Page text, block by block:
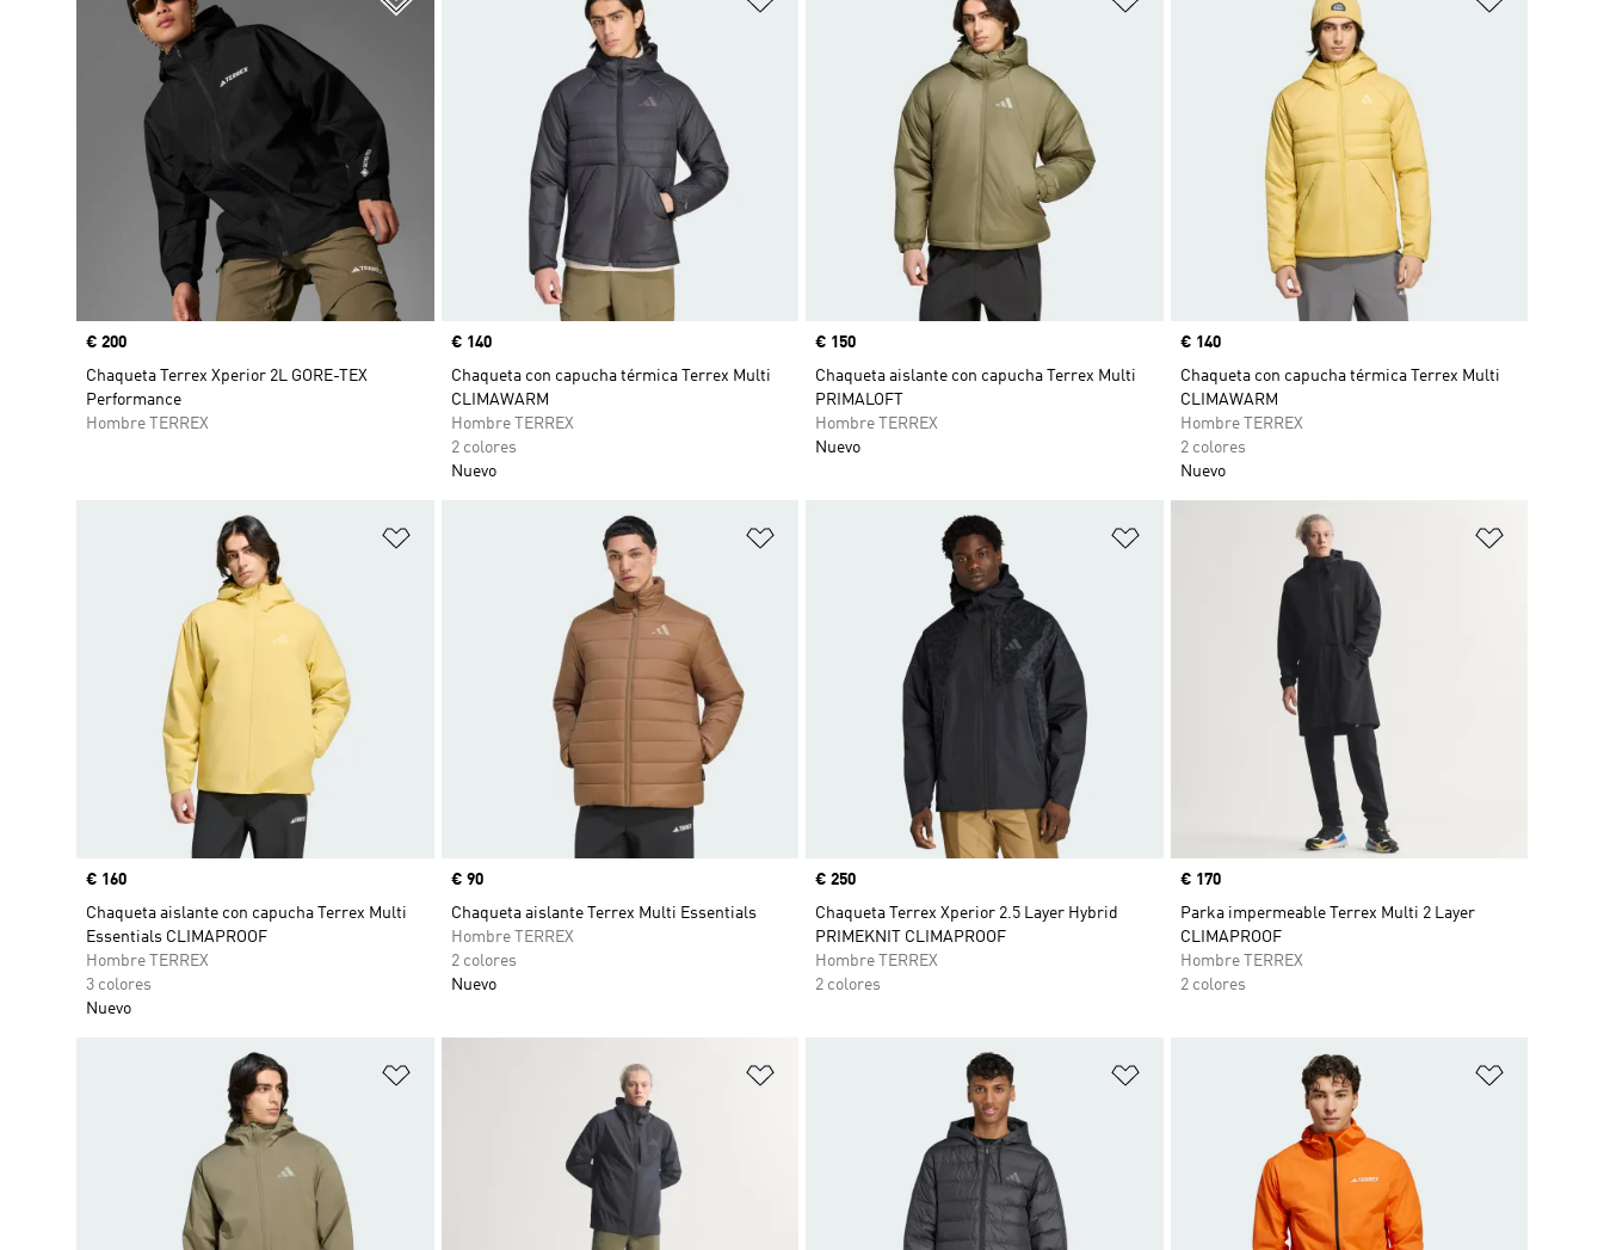
Precio
€ 200
Chaqueta Terrex Xperior 2L GORE-TEX
Performance
Hombre TERREX
Precio
€ 140
Chaqueta con capucha térmica Terrex Multi
CLIMAWARM
Hombre TERREX
2 colores
Nuevo
Precio
€ 150
Chaqueta aislante con capucha Terrex Multi
PRIMALOFT
Hombre TERREX
Nuevo
Precio
€ 140
Chaqueta con capucha térmica Terrex Multi
CLIMAWARM
Hombre TERREX
2 colores
Nuevo
Añadir a la lista de deseos
Precio
€ 160
Chaqueta aislante con capucha Terrex Multi
Essentials CLIMAPROOF
Hombre TERREX
3 colores
Nuevo
Añadir a la lista de deseos
Precio
€ 90
Chaqueta aislante Terrex Multi Essentials
Hombre TERREX
2 colores
Nuevo
Añadir a la lista de deseos
Precio
€ 250
Chaqueta Terrex Xperior 2.5 Layer Hybrid
PRIMEKNIT CLIMAPROOF
Hombre TERREX
2 colores
Precio
€ 170
Parka impermeable Terrex Multi 2 Layer
CLIMAPROOF
Hombre TERREX
2 colores
Añadir a la lista de deseos Añadir a la lista de deseos Añadir a la lista de deseos